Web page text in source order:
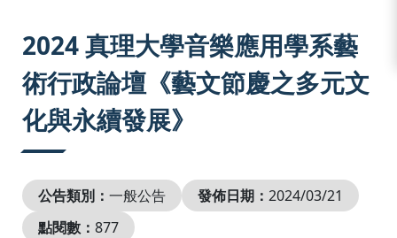
2024 真理大學音樂應用學系藝
術行政論壇《藝文節慶之多元文
化與永續發展》
公告類別： 一般公告 發佈日期： 2024/03/21
點閱數： 877